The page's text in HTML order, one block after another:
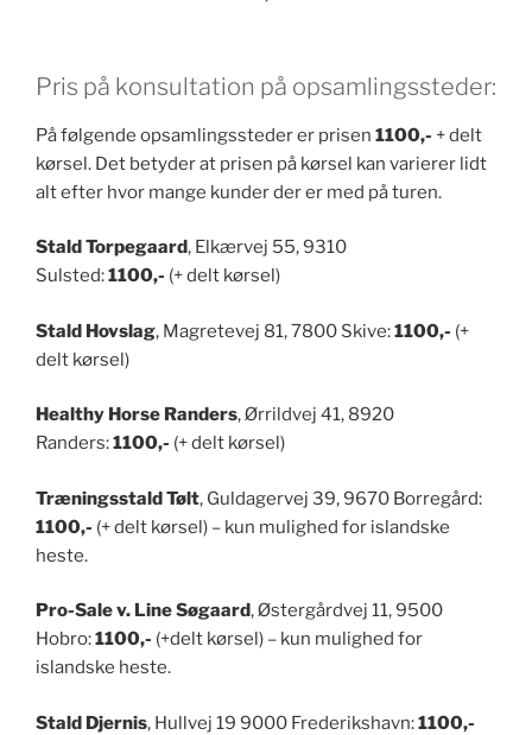
Pris på konsultation på opsamlingssteder:
På følgende opsamlingssteder er prisen 1100,- + delt
kørsel. Det betyder at prisen på kørsel kan varierer lidt
alt efter hvor mange kunder der er med på turen.
Stald Torpegaard, Elkærvej 55, 9310
Sulsted:1100,- (+ delt kørsel)
Stald Hovslag, Magretevej 81, 7800 Skive:1100,- (+
delt kørsel)
Healthy Horse Randers, Ørrildvej 41, 8920
Randers:1100,- (+ delt kørsel)
Træningsstald Tølt, Guldagervej 39, 9670 Borregård:
1100,- (+ delt kørsel) – kun mulighed for islandske
heste.
Pro-Sale v. Line Søgaard, Østergårdvej 11, 9500
Hobro:1100,- (+delt kørsel) – kun mulighed for
islandske heste.
Stald Djernis, Hullvej 19 9000 Frederikshavn:1100,-